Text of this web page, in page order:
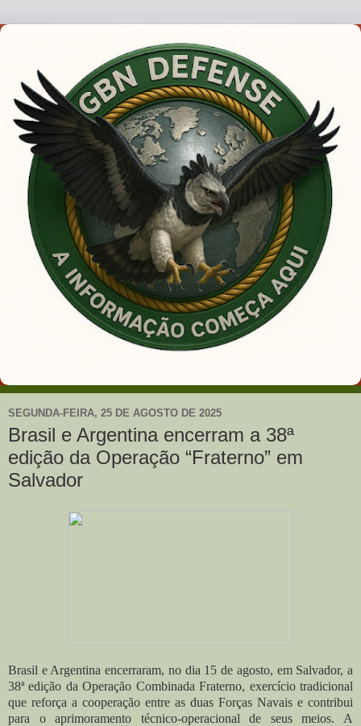
SEGUNDA-FEIRA, 25 DE AGOSTO DE 2025
Brasil e Argentina encerram a 38ª
edição da Operação “Fraterno” em
Salvador
Brasil e Argentina encerraram, no dia 15 de agosto, em Salvador, a
38ª edição da Operação Combinada Fraterno, exercício tradicional
que reforça a cooperação entre as duas Forças Navais e contribui
para o aprimoramento técnico-operacional de seus meios. A